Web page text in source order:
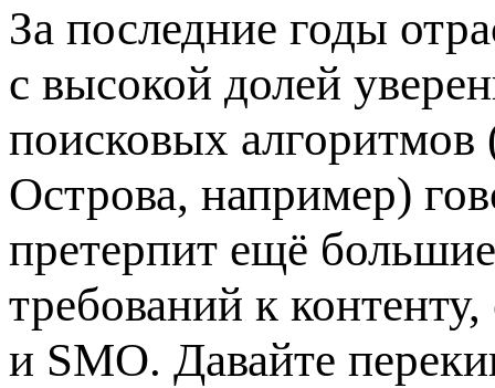
За последние годы
с высокой долей
поисковых
Острова, например)
претерпит ещё
требований к
и SMO. Давайте